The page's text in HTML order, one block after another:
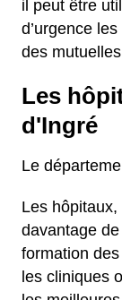
il peut être
d’urgence
des
Les
d'Ingré
Le
Les
davantage
formation
les cliniques